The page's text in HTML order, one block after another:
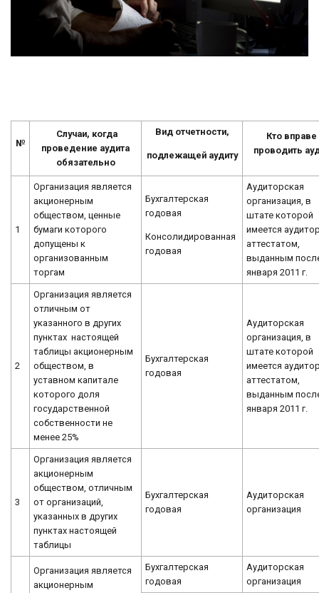
№
Случаи, когда
проведение аудита
обязательно
Вид отчетности,
подлежащей аудиту
Кто вправе
проводить
1
Организация является
акционерным
обществом, ценные
бумаги которого
допущены к
организованным
торгам
Бухгалтерская
годовая
Консолидированная
годовая
Аудиторская
организация, в
штате которой
имеется
аттестатом,
выданным
января 2011 г.
2
Организация является
отличным от
указанного в других
пунктах настоящей
таблицы акционерным
обществом, в
уставном капитале
которого доля
государственной
собственности не
менее 25%
Бухгалтерская
годовая
Аудиторская
организация, в
штате которой
имеется
аттестатом,
выданным
января 2011 г.
3
Организация является
акционерным
обществом, отличным
от организаций,
указанных в других
пунктах настоящей
таблицы
Бухгалтерская
годовая
Аудиторская
организация
Организация является
акционерным
Бухгалтерская
годовая
Аудиторская
организация